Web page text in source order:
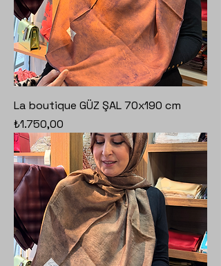
La boutique GÜZ ŞAL 70x190 cm
Fiyat
₺1.750,00